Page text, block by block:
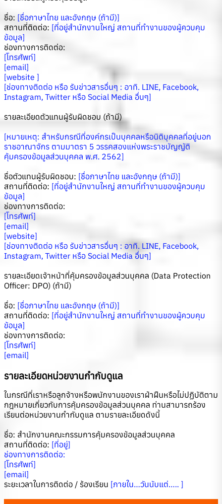
ชื่อ: [ชื่อภาษาไทย และอังกฤษ (ถ้ามี)]
สถานที่ติดต่อ: [ที่อยู่สำนักงานใหญ่ สถานที่ทำงานของผู้ควบคุม
ข้อมูล]
ช่องทางการติดต่อ:
[โทรศัพท์]
[email]
[website ]
[ช่องทางติดต่อ หรือ รับข่าวสารอื่นๆ : อาทิ. LINE, Facebook,
Instagram, Twitter หรือ Social Media อื่นๆ]
รายละเอียดตัวแทนผู้รับผิดชอบ (ถ้ามี)
[หมายเหตุ: สำหรับกรณีที่องค์กรเป็นบุคคลหรือนิติบุคคลที่อยู่นอก
ราชอาณาจักร ตามมาตรา 5 วรรคสองแห่งพระราชบัญญัติ
คุ้มครองข้อมูลส่วนบุคคล พ.ศ. 2562]
ชื่อตัวแทนผู้รับผิดชอบ: [ชื่อภาษาไทย และอังกฤษ (ถ้ามี)]
สถานที่ติดต่อ: [ที่อยู่สำนักงานใหญ่ สถานที่ทำงานของผู้ควบคุม
ข้อมูล]
ช่องทางการติดต่อ:
[โทรศัพท์]
[email]
[website]
[ช่องทางติดต่อ หรือ รับข่าวสารอื่นๆ : อาทิ. LINE, Facebook,
Instagram, Twitter หรือ Social Media อื่นๆ]
รายละเอียดเจ้าหน้าที่คุ้มครองข้อมูลส่วนบุคคล (Data Protection
Officer: DPO) (ถ้ามี)
ชื่อ: [ชื่อภาษาไทย และอังกฤษ (ถ้ามี)]
สถานที่ติดต่อ: [ที่อยู่สำนักงานใหญ่ สถานที่ทำงานของผู้ควบคุม
ข้อมูล]
ช่องทางการติดต่อ:
[โทรศัพท์]
[email]
รายละเอียดหน่วยงานกำกับดูแล
ในกรณีที่เราหรือลูกจ้างหรือพนักงานของเราฝ่าฝืนหรือไม่ปฏิบัติตาม
กฎหมายเกี่ยวกับการคุ้มครองข้อมูลส่วนบุคคล ท่านสามารถร้อง
เรียนต่อหน่วยงานกำกับดูแล ตามรายละเอียดดังนี้
ชื่อ: สำนักงานคณะกรรมการคุ้มครองข้อมูลส่วนบุคคล
สถานที่ติดต่อ: [ที่อยู่]
ช่องทางการติดต่อ:
[โทรศัพท์]
[email]
ระยะเวลาในการติดต่อ / ร้องเรียน [ภายใน…วันนับแต่….. ]